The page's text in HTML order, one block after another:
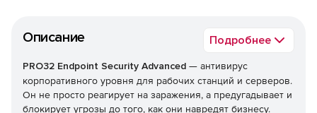
Описание Подробнее
PRO32 Endpoint Security Advanced — антивирус
корпоративного уровня для рабочих станций и серверов.
Он не просто реагирует на заражения, а предугадывает и
блокирует угрозы до того, как они навредят бизнесу.